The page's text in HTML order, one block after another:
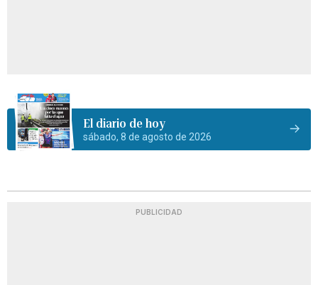
El diario de hoy
sábado, 8 de agosto de 2026
PUBLICIDAD